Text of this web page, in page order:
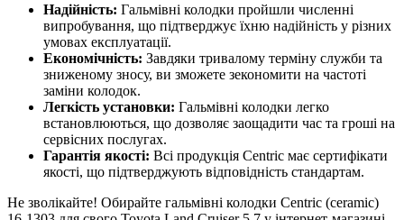
Надійність: Гальмівні колодки пройшли численні
випробування, що підтверджує їхню надійність у різних
умовах експлуатації.
Економічність: Завдяки тривалому терміну служби та
зниженому зносу, ви зможете зекономити на частоті
заміни колодок.
Легкість установки: Гальмівні колодки легко
встановлюються, що дозволяє заощадити час та гроші на
сервісних послугах.
Гарантія якості: Всі продукція Centric має сертифікати
якості, що підтверджують відповідність стандартам.
Не зволікайте! Обирайте гальмівні колодки Centric (ceramic)